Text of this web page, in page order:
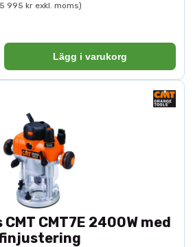
995 kr exkl. moms)
Lägg i varukorg
CMT7E 2400W med